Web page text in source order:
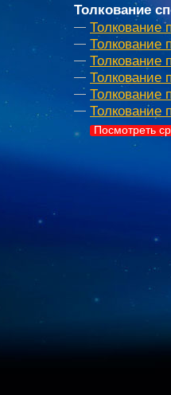
Толкование
Толкование
Толкование
Толкование
Толкование
Толкование
Толкование
Посмотреть